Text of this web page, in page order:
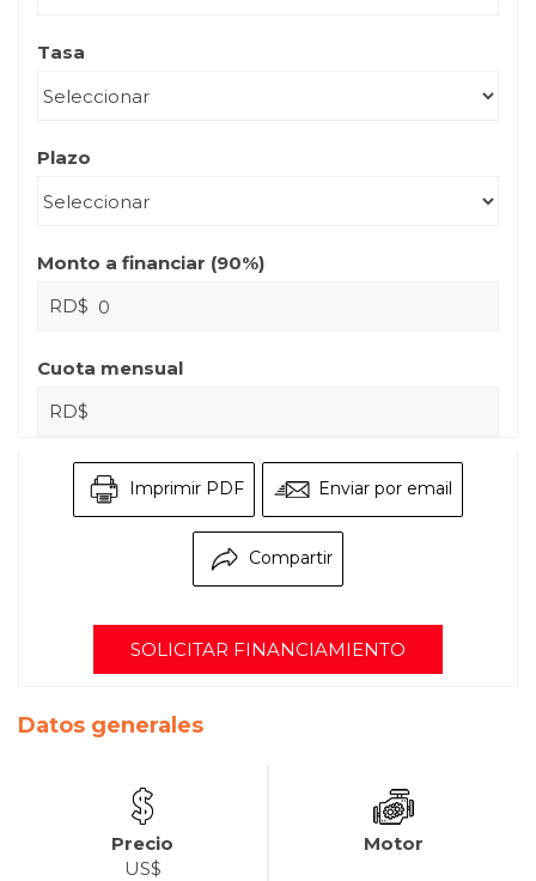
Tasa
Plazo
Monto a financiar (90%)
RD$
Cuota mensual
RD$
Imprimir PDF Enviar por email
Compartir
SOLICITAR FINANCIAMIENTO
Datos generales
Precio
US$
Motor